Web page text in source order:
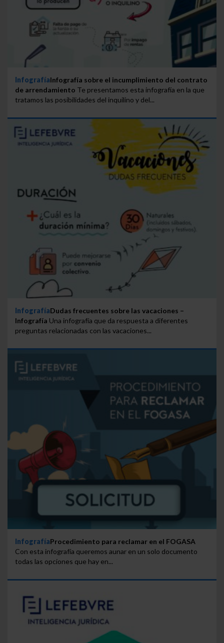
InfografíaInfografía sobre el incumplimiento del contrato
de arrendamiento Te presentamos esta infografía en la que
tratamos las posibilidades del inquilino y del...
InfografíaDudas frecuentes sobre las vacaciones –
Infografía Una infografía que da respuesta a diferentes
preguntas relacionadas con las vacaciones...
InfografíaProcedimiento para reclamar en el FOGASA
Con esta infografía queremos aunar en un solo documento
todas las opciones que hay en...